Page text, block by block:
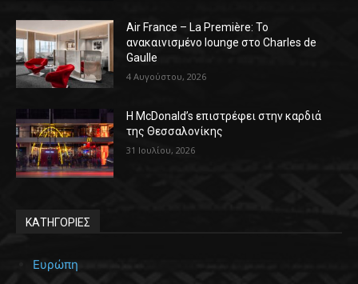
Air France – La Première: Το
ανακαινισμένο lounge στο Charles de
Gaulle
4 Αυγούστου, 2026
Η McDonald’s επιστρέφει στην καρδιά
της Θεσσαλονίκης
31 Ιουλίου, 2026
ΚΑΤΗΓΟΡΙΕΣ
Ευρώπη